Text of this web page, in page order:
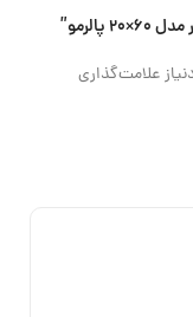
علامت‌گذاری